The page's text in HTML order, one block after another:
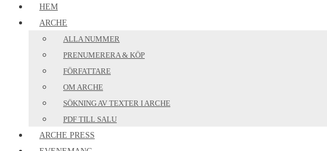
HEM
ARCHE
ALLA NUMMER
PRENUMERERA & KÖP
FÖRFATTARE
OM ARCHE
SÖKNING AV TEXTER I ARCHE
PDF TILL SALU
ARCHE PRESS